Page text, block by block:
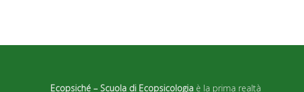
Ecopsiché – Scuola di Ecopsicologia è la prima realtà